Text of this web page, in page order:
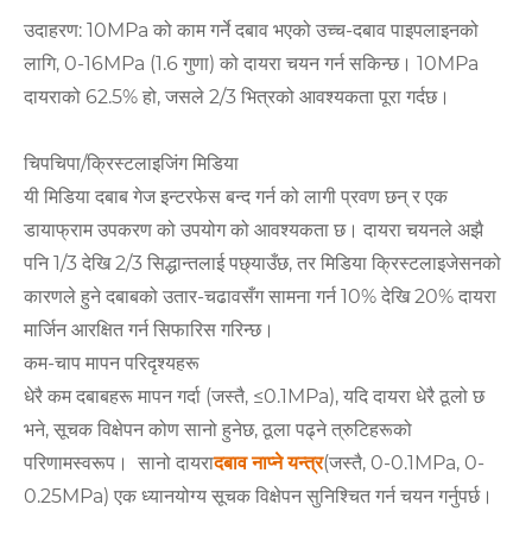
उदाहरण: 10MPa को काम गर्ने दबाव भएको उच्च-दबाव पाइपलाइनको
लागि, 0-16MPa (1.6 गुणा) को दायरा चयन गर्न सकिन्छ। 10MPa
दायराको 62.5% हो, जसले 2/3 भित्रको आवश्यकता पूरा गर्दछ।
चिपचिपा/क्रिस्टलाइजिंग मिडिया
यी मिडिया दबाब गेज इन्टरफेस बन्द गर्न को लागी प्रवण छन् र एक
डायाफ्राम उपकरण को उपयोग को आवश्यकता छ। दायरा चयनले अझै
पनि 1/3 देखि 2/3 सिद्धान्तलाई पछ्याउँछ, तर मिडिया क्रिस्टलाइजेसनको
कारणले हुने दबाबको उतार-चढावसँग सामना गर्न 10% देखि 20% दायरा
मार्जिन आरक्षित गर्न सिफारिस गरिन्छ।
कम-चाप मापन परिदृश्यहरू
धेरै कम दबाबहरू मापन गर्दा (जस्तै, ≤0.1MPa), यदि दायरा धेरै ठूलो छ
भने, सूचक विक्षेपन कोण सानो हुनेछ, ठूला पढ्ने त्रुटिहरूको
परिणामस्वरूप। सानो दायरादबाव नाप्ने यन्त्र(जस्तै, 0-0.1MPa, 0-
0.25MPa) एक ध्यानयोग्य सूचक विक्षेपन सुनिश्चित गर्न चयन गर्नुपर्छ।